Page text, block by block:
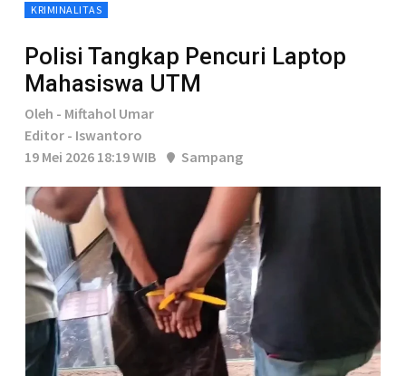
KRIMINALITAS
Polisi Tangkap Pencuri Laptop
Mahasiswa UTM
Oleh - Miftahol Umar
Editor - Iswantoro
19 Mei 2026 18:19 WIB
Sampang